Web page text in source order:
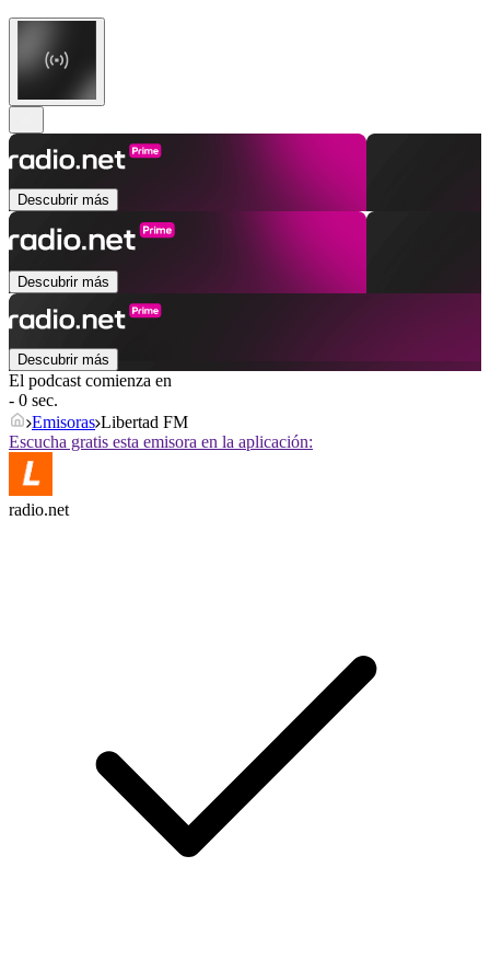
Descubrir más
Descubrir más
Descubrir más
El podcast comienza en
- 0 sec.
Emisoras Libertad FM
Escucha gratis esta emisora en la aplicación:
radio.net